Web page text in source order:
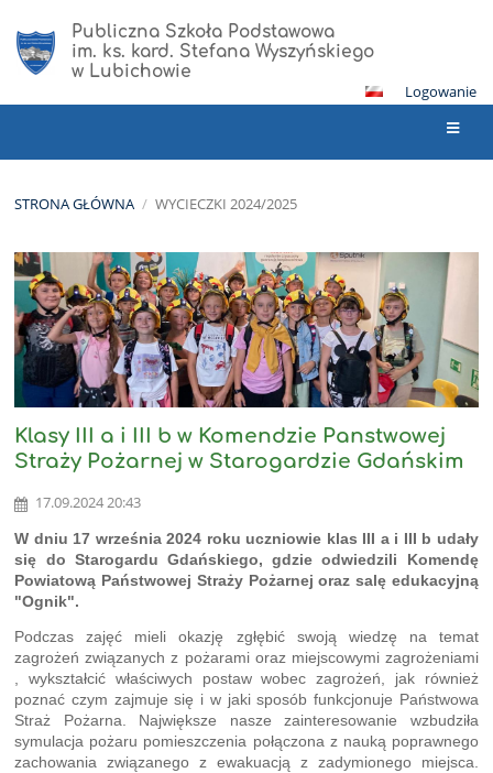
Publiczna Szkoła Podstawowa
im. ks. kard. Stefana Wyszyńskiego
w Lubichowie
Logowanie
STRONA GŁÓWNA / WYCIECZKI 2024/2025
Wycieczki
2024/2025
Klasy III a i III b w Komendzie Panstwowej
Straży Pożarnej w Starogardzie Gdańskim
17.09.2024 20:43
W dniu 17 września 2024 roku uczniowie klas III a i III b udały
się do Starogardu Gdańskiego, gdzie odwiedzili Komendę
Powiatową Państwowej Straży Pożarnej oraz salę edukacyjną
"Ognik".
Podczas zajęć mieli okazję zgłębić swoją wiedzę na temat
zagrożeń związanych z pożarami oraz miejscowymi zagrożeniami
, wykształcić właściwych postaw wobec zagrożeń, jak również
poznać czym zajmuje się i w jaki sposób funkcjonuje Państwowa
Straż Pożarna. Największe nasze zainteresowanie wzbudziła
symulacja pożaru pomieszczenia połączona z nauką poprawnego
zachowania związanego z ewakuacją z zadymionego miejsca.